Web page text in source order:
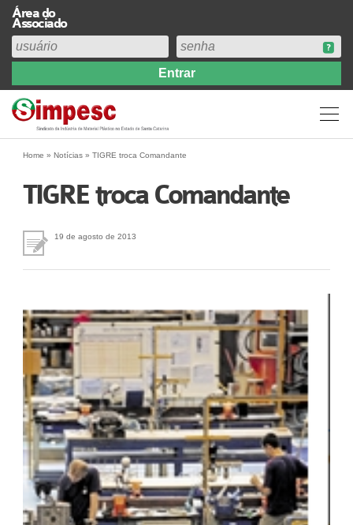
Área do
Associado
Institucional
Perfil
Diretoria
Abrangência
Acervo
Links
Agenda
Fale Conosco
NOSSAS ASSOCIADAS
SEJA UM ASSOCIADO
VAGAS
Home » Notícias » TIGRE troca Comandante
TIGRE troca Comandante
19 de agosto de 2013